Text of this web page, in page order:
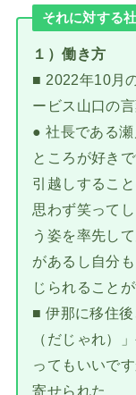
それに対する
１）働き方
■ 2022年10月
ービス山口の
● 社長である
ところが好き
引越しするこ
思わず笑って
う姿を率先し
があるし自分
じられること
■ 伊那に移住
（だじゃれ）
ってもいいで
寄せられた